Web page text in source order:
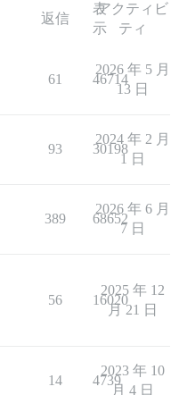
返信
表
示
アクティビ
ティ
61 46714
2026 年 5 月
13 日
93 30198
2024 年 2 月
1 日
389 68652
2026 年 6 月
7 日
56 16020
2025 年 12
月 21 日
14 4739
2023 年 10
月 4 日